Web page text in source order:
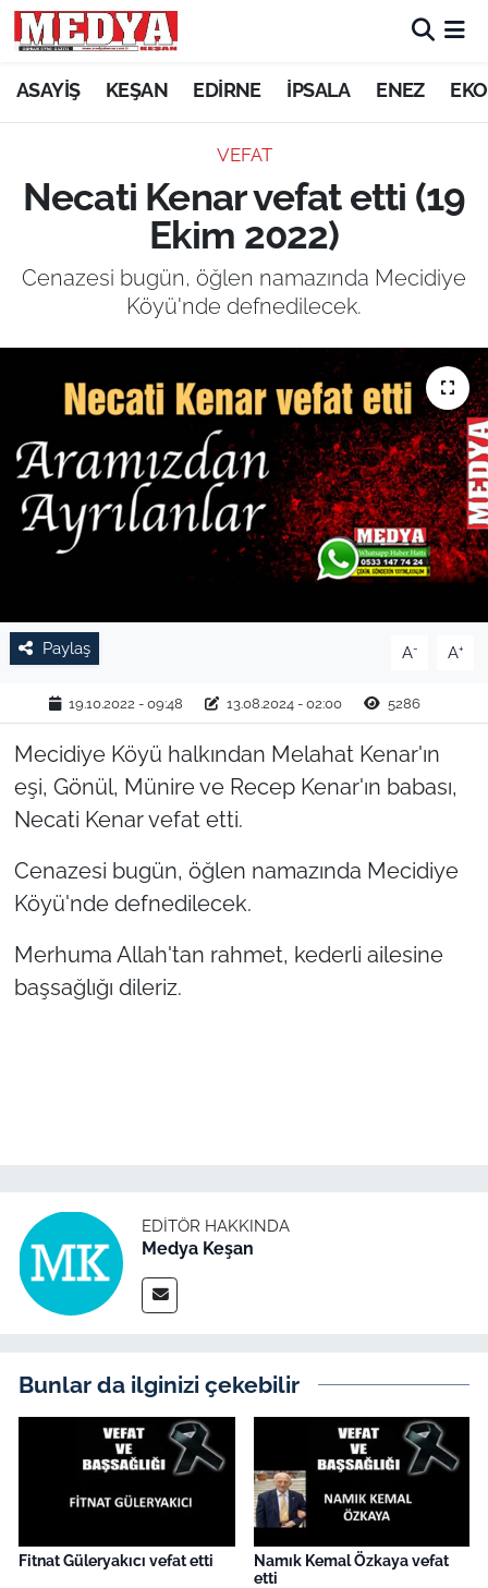
ASAYİŞ KEŞAN EDİRNE İPSALA ENEZ
VEFAT
Necati Kenar vefat etti (19
Ekim 2022)
Cenazesi bugün, öğlen namazında Mecidiye
Köyü'nde defnedilecek.
Paylaş A- A+
19.10.2022 - 09:48 13.08.2024 - 02:00 5286
Mecidiye Köyü halkından Melahat Kenar'ın
eşi, Gönül, Münire ve Recep Kenar'ın babası,
Necati Kenar vefat etti.
Cenazesi bugün, öğlen namazında Mecidiye
Köyü'nde defnedilecek.
Merhuma Allah'tan rahmet, kederli ailesine
başsağlığı dileriz.
EDITÖR HAKKINDA
Medya Keşan
Bunlar da ilginizi çekebilir
Fitnat Güleryakıcı vefat etti
Namık Kemal Özkaya vefat
etti
KEŞAN
ASAYİŞ
GÜNDEM
SAĞLIK
EĞİTİM
TARIM VE HAYVANCILIK
RESMİ İLAN
SPOR
YAŞAM
EDİRNE
TEKİRDAĞ
KIRKLARELİ
Politika
Flaş Haber
Magazin
İş Dünyası